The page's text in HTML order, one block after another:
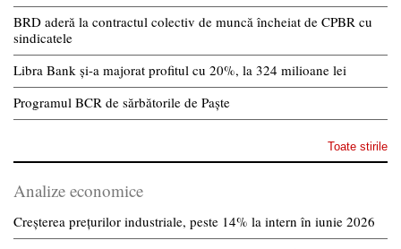
BRD aderă la contractul colectiv de muncă încheiat de CPBR cu
sindicatele
Libra Bank și-a majorat profitul cu 20%, la 324 milioane lei
Programul BCR de sărbătorile de Paște
Toate stirile
Analize economice
Creșterea prețurilor industriale, peste 14% la intern în iunie 2026